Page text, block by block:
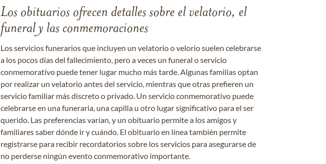
Los obituarios ofrecen detalles sobre el velatorio, el
funeral y las conmemoraciones
Los servicios funerarios que incluyen un velatorio o velorio suelen celebrarse
a los pocos días del fallecimiento, pero a veces un funeral o servicio
conmemorativo puede tener lugar mucho más tarde. Algunas familias optan
por realizar un velatorio antes del servicio, mientras que otras prefieren un
servicio familiar más discreto o privado. Un servicio conmemorativo puede
celebrarse en una funeraria, una capilla u otro lugar significativo para el ser
querido. Las preferencias varían, y un obituario permite a los amigos y
familiares saber dónde ir y cuándo. El obituario en línea también permite
registrarse para recibir recordatorios sobre los servicios para asegurarse de
no perderse ningún evento conmemorativo importante.